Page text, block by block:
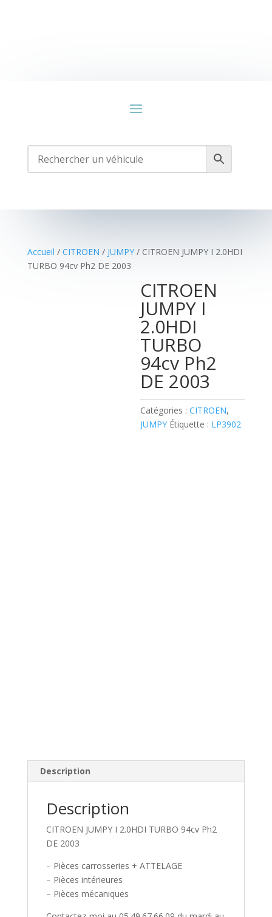
Accueil / CITROEN / JUMPY/ CITROEN JUMPY I 2.0HDI
TURBO 94cv Ph2 DE 2003
CITROEN
JUMPY I
2.0HDI
TURBO
94cv Ph2
DE 2003
Catégories :CITROEN,
JUMPY Étiquette : LP3902
Description
Description
CITROEN JUMPY I 2.0HDI TURBO 94cv Ph2
DE 2003
– Pièces carrosseries + ATTELAGE
– Pièces intérieures
– Pièces mécaniques